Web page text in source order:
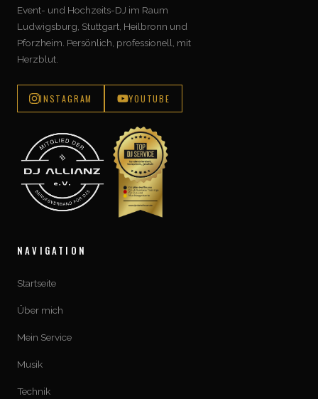
Event- und Hochzeits-DJ im Raum
Ludwigsburg, Stuttgart, Heilbronn und
Pforzheim. Persönlich, professionell, mit
Herzblut.
INSTAGRAM YOUTUBE
NAVIGATION
Startseite
Über mich
Mein Service
Musik
Technik